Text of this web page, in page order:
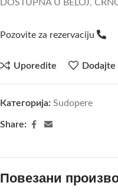
DOSTUPNA U BELOJ,
Pozovite za rezervaciju
Uporedite
Категорија: Sudopere
Share:
Повезани